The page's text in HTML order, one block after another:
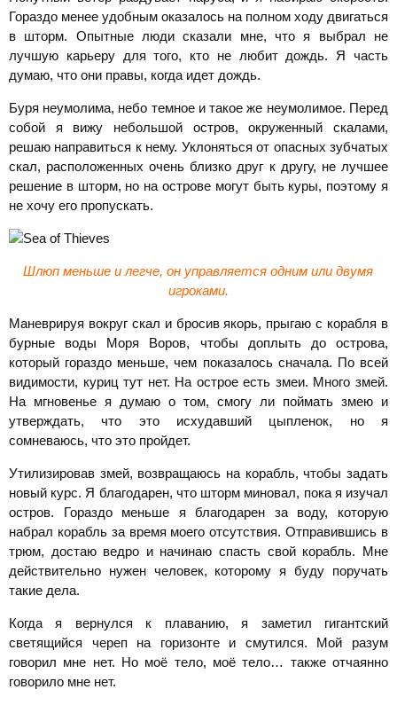
Гораздо менее удобным оказалось на полном ходу двигаться
в шторм. Опытные люди сказали мне, что я выбрал не
лучшую карьеру для того, кто не любит дождь. Я часть
думаю, что они правы, когда идет дождь.
Буря неумолима, небо темное и такое же неумолимое. Перед
собой я вижу небольшой остров, окруженный скалами,
решаю направиться к нему. Уклоняться от опасных зубчатых
скал, расположенных очень близко друг к другу, не лучшее
решение в шторм, но на острове могут быть куры, поэтому я
не хочу его пропускать.
Шлюп меньше и легче, он управляется одним или двумя
игроками.
Маневрируя вокруг скал и бросив якорь, прыгаю с корабля в
бурные воды Моря Воров, чтобы доплыть до острова,
который гораздо меньше, чем показалось сначала. По всей
видимости, куриц тут нет. На острое есть змеи. Много змей.
На мгновенье я думаю о том, смогу ли поймать змею и
утверждать, что это исхудавший цыпленок, но я
сомневаюсь, что это пройдет.
Утилизировав змей, возвращаюсь на корабль, чтобы задать
новый курс. Я благодарен, что шторм миновал, пока я изучал
остров. Гораздо меньше я благодарен за воду, которую
набрал корабль за время моего отсутствия. Отправившись в
трюм, достаю ведро и начинаю спасть свой корабль. Мне
действительно нужен человек, которому я буду поручать
такие дела.
Когда я вернулся к плаванию, я заметил гигантский
светящийся череп на горизонте и смутился. Мой разум
говорил мне нет. Но моё тело, моё тело… также отчаянно
говорило мне нет.